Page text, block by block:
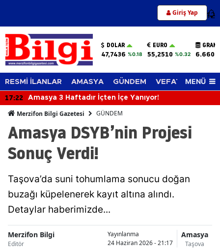
Giriş Yap 12
DOLAR
47,7436 %0.18
EURO
55,2510 %0.32
RESMİ İLANLAR AMASYA GÜNDEM VEFAT EDENLER
MENÜ
17:22 Amasya 3 Haftadır İçten İçe Yanıyor!
Merzifon Bilgi Gazetesi GÜNDEM
Amasya DSYB’nin Projesi
Sonuç Verdi!
Taşova’da suni tohumlama sonucu doğan
buzağı küpelenerek kayıt altına alındı.
Detaylar haberimizde...
Merzifon Bilgi
Editör
Yayınlanma
24 Haziran 2026 - 21:17
Amasya
Taşova